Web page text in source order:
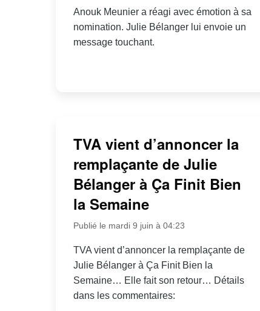
Anouk Meunier a réagi avec émotion à sa
nomination. Julie Bélanger lui envoie un
message touchant.
TVA vient d’annoncer la
remplaçante de Julie
Bélanger à Ça Finit Bien
la Semaine
Publié le mardi 9 juin à 04:23
TVA vient d’annoncer la remplaçante de
Julie Bélanger à Ça Finit Bien la
Semaine… Elle fait son retour… Détails
dans les commentaires: